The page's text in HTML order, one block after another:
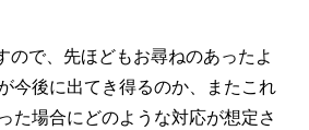
ので、先ほどもお尋ねのあったよ
今後に出てき得るのか、またこれ
た場合にどのような対応が想定さ